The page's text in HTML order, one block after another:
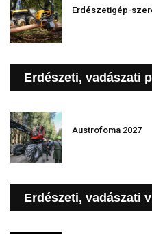
Erdészetigép-
Erdészeti, vadászati
Austrofoma 2027
Erdészeti, vadászati